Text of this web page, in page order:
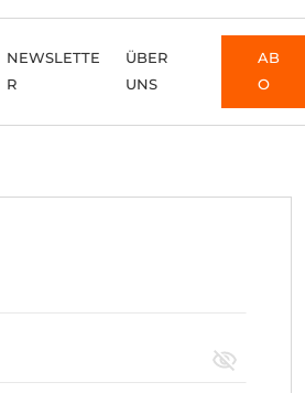
NEWSLETTE
R
ÜBER
UNS
AB
O